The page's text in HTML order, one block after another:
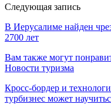
Следующая запись
В Иерусалиме найден
2700 лет
Вам также могут
Новости туризма
Кросс-бордер и
турбизнес может